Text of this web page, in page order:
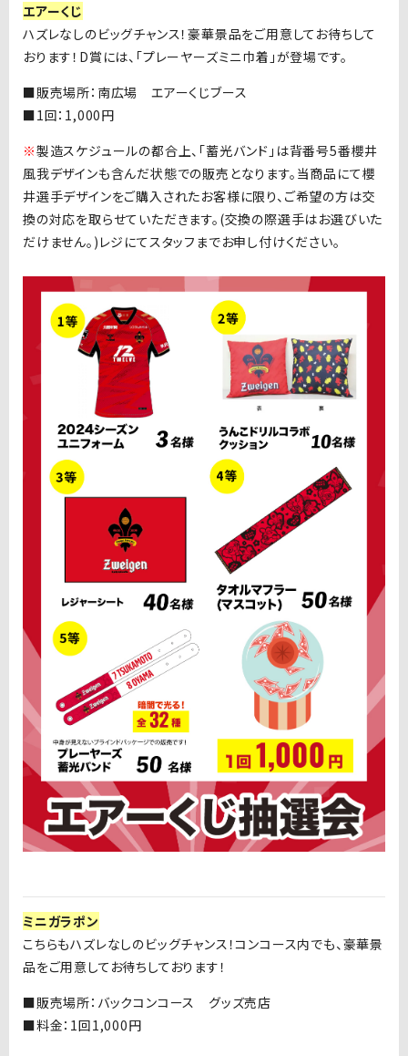
エアーくじ
ハズレなしのビッグチャンス！豪華景品をご用意してお待ちして
おります！ D賞には、「プレーヤーズミニ巾着」が登場です。
■販売場所：南広場 エアーくじブース
■1回： 1,000円
※製造スケジュールの都合上、「蓄光バンド」は背番号5番櫻井
風我デザインも含んだ状態での販売となります。当商品にて櫻
井選手デザインをご購入されたお客様に限り、ご希望の方は交
換の対応を取らせていただきます。 (交換の際選手はお選びいた
だけません。 ) レジにてスタッフまでお申し付けください。
ミニガラポン
こちらもハズレなしのビッグチャンス！コンコース内でも、豪華景
品をご用意してお待ちしております！
■販売場所：バックコンコース グッズ売店
■料金：1回1,000円